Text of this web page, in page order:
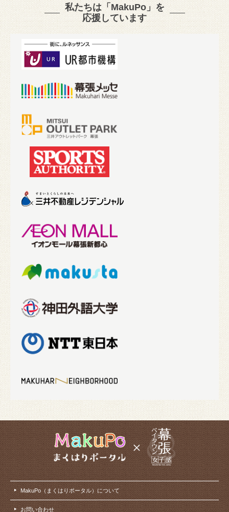
私たちは「MakuPo」を
応援しています
MakuPo（まくはりポータル）について
お問い合わせ